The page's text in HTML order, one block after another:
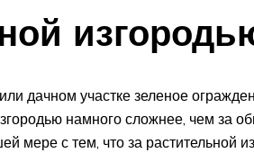
дачном участке зеленое
намного сложнее, чем за
мере с тем, что за растительной